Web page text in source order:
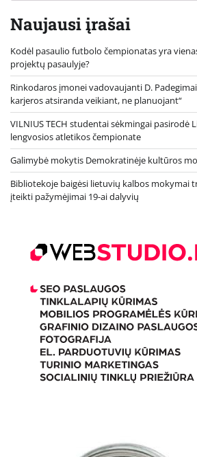
Naujausi įrašai
Kodėl pasaulio futbolo čempionatas yra
projektų pasaulyje?
Rinkodaros įmonei vadovaujanti D.
karjeros atsiranda veikiant, ne planuojant“
VILNIUS TECH studentai sėkmingai pasirodė
lengvosios atletikos čempionate
Galimybė mokytis Demokratinėje kultūros
Bibliotekoje baigėsi lietuvių kalbos mokymai
įteikti pažymėjimai 19-ai dalyvių